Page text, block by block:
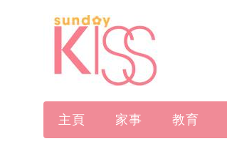
主頁 家事 教育